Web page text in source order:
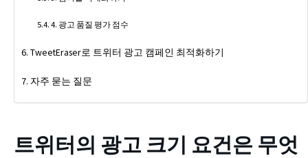
4. 광고 품질 평가 점수
TweetEraser로 트위터 광고 캠페인 최적화하기
자주 묻는 질문
트위터의 광고 크기 요건은 무엇